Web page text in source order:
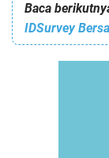
Baca